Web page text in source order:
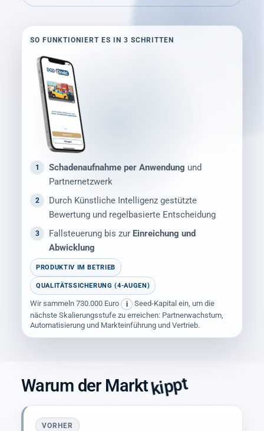
SO FUNKTIONIERT ES IN 3 SCHRITTEN
1 Schadenaufnahme per Anwendung und
Partnernetzwerk
2
Durch Künstliche Intelligenz gestützte
Bewertung und regelbasierte Entscheidung
3 Fallsteuerung bis zur Einreichung und
Abwicklung
PRODUKTIV IM BETRIEB
QUALITÄTSSICHERUNG (4-AUGEN)
Wir sammeln 730.000 Euro i
Seed-Kapital ein, um die
nächste Skalierungsstufe zu erreichen: Partnerwachstum,
Automatisierung und Markteinführung und Vertrieb.
Warum der Marktkippt
VORHER